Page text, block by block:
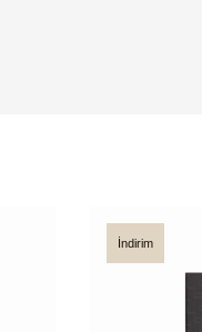
İndirim